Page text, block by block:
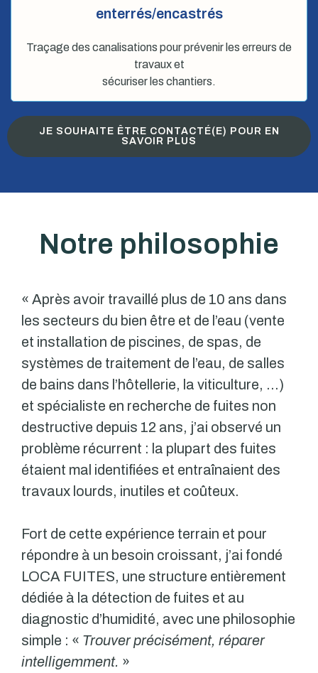
enterrés/encastrés
Traçage des canalisations pour prévenir les erreurs de
travaux et
sécuriser les chantiers.
JE SOUHAITE ÊTRE CONTACTÉ(E) POUR EN
SAVOIR PLUS
Notre philosophie
« Après avoir travaillé plus de 10 ans dans
les secteurs du bien être et de l’eau (vente
et installation de piscines, de spas, de
systèmes de traitement de l’eau, de salles
de bains dans l’hôtellerie, la viticulture, …)
et spécialiste en recherche de fuites non
destructive depuis 12 ans, j’ai observé un
problème récurrent : la plupart des fuites
étaient mal identifiées et entraînaient des
travaux lourds, inutiles et coûteux.
Fort de cette expérience terrain et pour
répondre à un besoin croissant, j’ai fondé
LOCA FUITES, une structure entièrement
dédiée à la détection de fuites et au
diagnostic d’humidité, avec une philosophie
simple : « Trouver précisément, réparer
intelligemment. »